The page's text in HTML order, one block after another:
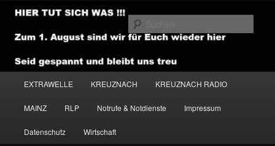
Zum
primären
Inhalt
NEWSHOUSE.MEDIA
EXTRAWELLE KREUZNACH KREUZNACH RADIO
MAINZ RLP Notrufe & Notdienste Impressum
Datenschutz Wirtschaft